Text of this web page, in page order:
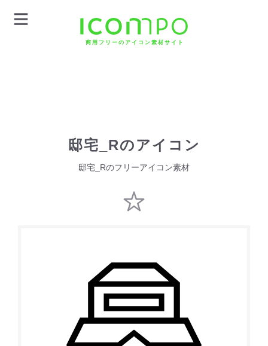
商用フリーのアイコン素材サイト
邸宅_Rのアイコン
邸宅_Rのフリーアイコン素材